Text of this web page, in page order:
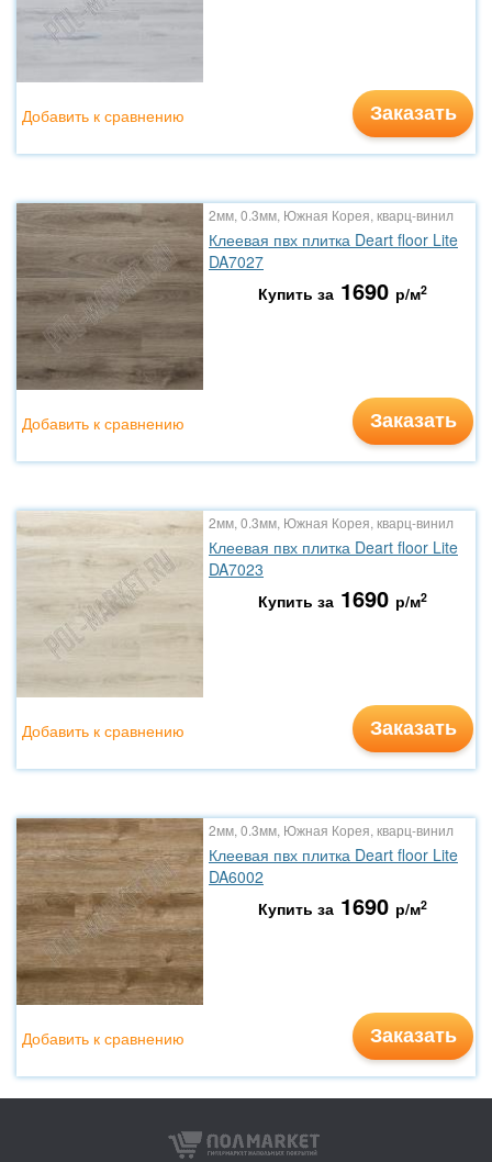
Заказать
Добавить к сравнению
2мм, 0.3мм, Южная Корея, кварц-винил
Клеевая пвх плитка Deart floor Lite
DA7027
Купить за 1690 р/м2
Заказать
Добавить к сравнению
2мм, 0.3мм, Южная Корея, кварц-винил
Клеевая пвх плитка Deart floor Lite
DA7023
Купить за 1690 р/м2
Заказать
Добавить к сравнению
2мм, 0.3мм, Южная Корея, кварц-винил
Клеевая пвх плитка Deart floor Lite
DA6002
Купить за 1690 р/м2
Заказать
Добавить к сравнению